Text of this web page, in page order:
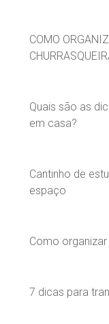
COMO
Quais são as
em casa?
Cantinho de
espaço
Como
7 dicas para